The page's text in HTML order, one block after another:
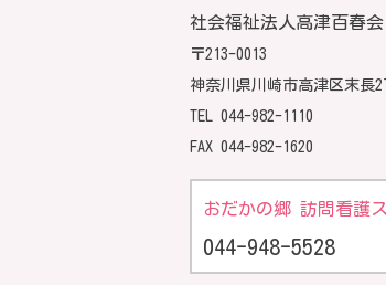
社会福祉法人高津百春会
〒213-0013
神奈川県川崎市高津区末長2
TEL 044-982-1110
FAX 044-982-1620
おだかの郷 訪問看護
044-948-5528